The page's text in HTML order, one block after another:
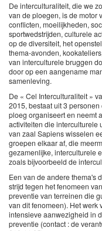
De interculturaliteit, die we
van de ploegen, is de motor
conflicten, moeilijkheden,
sportwedstrijden, culturele
op de diversiteit, het
thema-avonden,
van interculturele bruggen
door op een aangename
samenleving.
De « Cel Interculturaliteit »
2015, bestaat uit 3
ploeg organiseert en neemt
activiteiten die interculturele
van zaal Sapiens wisselen
groepen elkaar af, die
gezamenlijke, interculturele
zoals bijvoorbeeld de
Een van de andere thema's
strijd tegen het fenomeen
preventie van terreinen die
van dit fenomeen). Het werk
intensieve aanwezigheid in
preventie (contact : de